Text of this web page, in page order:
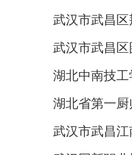
武汉市武昌
武汉市武昌
湖北中南技工
湖北省第一厨
武汉市武昌